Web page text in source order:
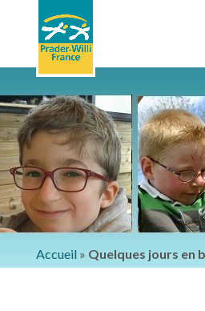
Accueil » Quelques jours en